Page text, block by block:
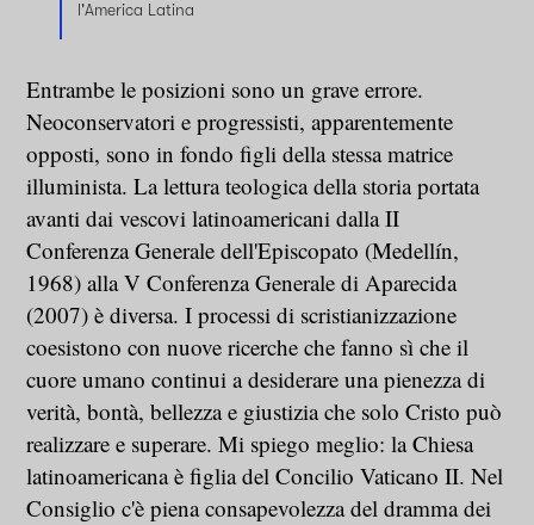
l'America Latina
Entrambe le posizioni sono un grave errore.
Neoconservatori e progressisti, apparentemente
opposti, sono in fondo figli della stessa matrice
illuminista. La lettura teologica della storia portata
avanti dai vescovi latinoamericani dalla II
Conferenza Generale dell'Episcopato (Medellín,
1968) alla V Conferenza Generale di Aparecida
(2007) è diversa. I processi di scristianizzazione
coesistono con nuove ricerche che fanno sì che il
cuore umano continui a desiderare una pienezza di
verità, bontà, bellezza e giustizia che solo Cristo può
realizzare e superare. Mi spiego meglio: la Chiesa
latinoamericana è figlia del Concilio Vaticano II. Nel
Consiglio c'è piena consapevolezza del dramma dei